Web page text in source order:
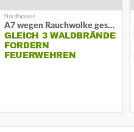
A7 wegen Rauchwolke gesperrt
GLEICH 3 WALDBRÄNDE
FORDERN
FEUERWEHREN